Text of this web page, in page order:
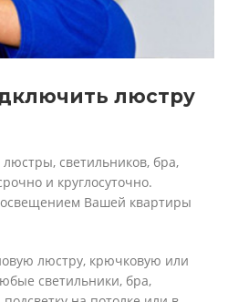
люстру
светильников, бра,
и круглосуточно.
Вашей квартиры
люстру, крючковую или
светильники, бра,